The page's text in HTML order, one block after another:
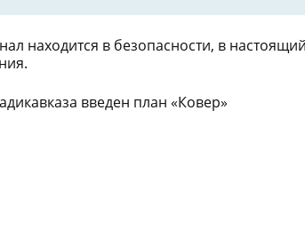
находится в безопасности, в
введен план «Ковер»